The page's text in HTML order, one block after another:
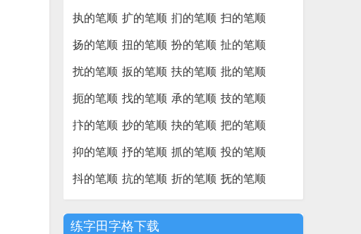
执的笔顺 扩的笔顺 扪的笔顺 扫的笔顺
扬的笔顺 扭的笔顺 扮的笔顺 扯的笔顺
扰的笔顺 扳的笔顺 扶的笔顺 批的笔顺
扼的笔顺 找的笔顺 承的笔顺 技的笔顺
抃的笔顺 抄的笔顺 抉的笔顺 把的笔顺
抑的笔顺 抒的笔顺 抓的笔顺 投的笔顺
抖的笔顺 抗的笔顺 折的笔顺 抚的笔顺
练字田字格下载